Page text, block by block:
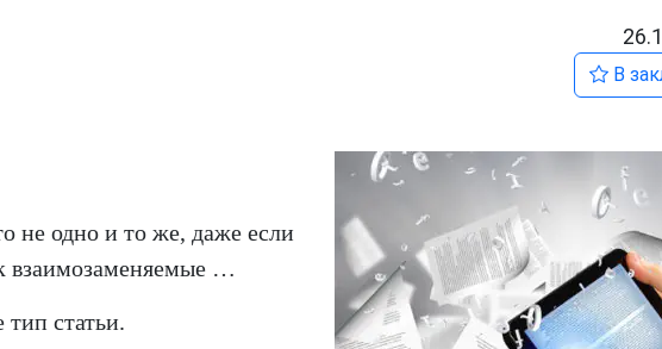
В
не одно и то же, даже если
взаимозаменяемые …
статьи.